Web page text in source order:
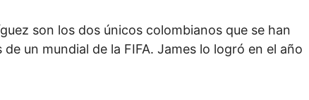
son los dos únicos colombianos que se han
un mundial de la FIFA. James lo logró en el año